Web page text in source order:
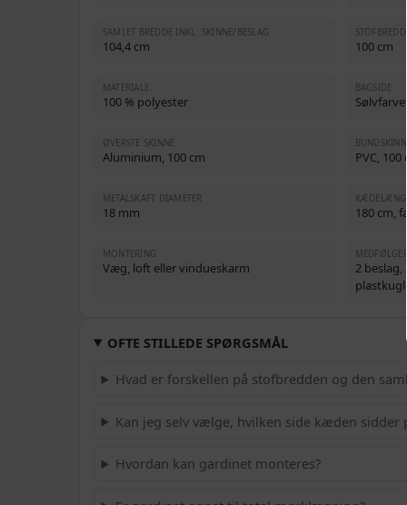
SAMLET BREDDE INKL. SKINNE/BESLAG
104,4 cm
STOFBREDDE
100 cm
MATERIALE
100 % polyester
BAGSIDE
ØVERSTE SKINNE
Aluminium, 100 cm
BUNDSKINNE
PVC, 100
METALSKAFT DIAMETER
18 mm 180 cm,
MONTERING
Væg, loft eller vindueskarm
MEDFØLGER
2 beslag,
OFTE STILLEDE SPØRGSMÅL
Hvad er forskellen på stofbredden og den
Kan jeg selv vælge, hvilken side kæden sidder
Hvordan kan gardinet monteres?